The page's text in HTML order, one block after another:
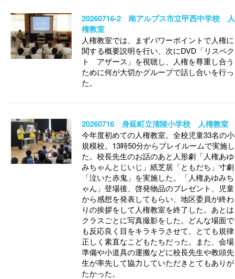
20260716-2 南アルプス市立甲西中学校 人
権教室
人権教室では、まずパワーポイントで人権に
関する概要説明を行い、次にDVD「リスペク
ト アザース」を視聴し、人権を尊重し合う
ために何が大切かグループで話し合いを行っ
た。
20260716 身延町立清陵小学校 人権教室
今年度初めての人権教室。全校児童33名の小
規模校。13時50分からプレイルームで実施し
た。校長先生のお話のあと人形劇「人権あゆ
みちゃんとじいじ」紙芝居「ともだち」寸劇
「泣いた赤鬼」を実施した。「人権あゆみち
ゃん」登場後、啓発物品のプレゼント、児童
から感想を発表してもらい、地区委員が終わ
りの挨拶をして人権教室を終了した。あとは
クラスごとに写真撮影をした。どんな場面で
も反応良く目をキラキラさせて、とても規律
正しく素直なこどもたちだった。また、会場
準備や小道具の運搬などに校長先生や教頭先
生が率先して協力していただきとてもありが
たかった。